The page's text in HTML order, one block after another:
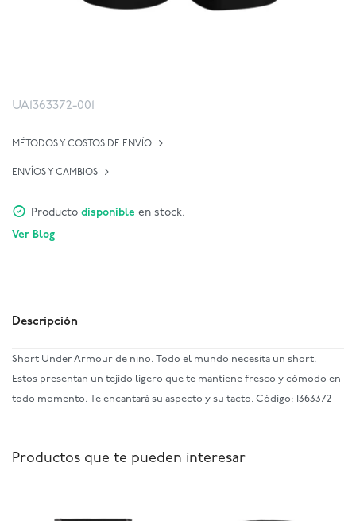
UA1363372-001
MÉTODOS Y COSTOS DE ENVÍO
ENVÍOS Y CAMBIOS
Producto disponible en stock.
Ver Blog
Descripción
Short Under Armour de niño. Todo el mundo necesita un short.
Estos presentan un tejido ligero que te mantiene fresco y cómodo en
todo momento. Te encantará su aspecto y su tacto. Código: 1363372
Productos que te pueden interesar